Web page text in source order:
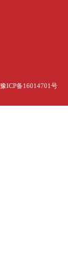
豫ICP备16014701号